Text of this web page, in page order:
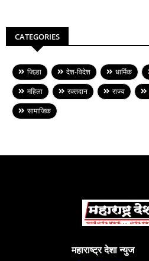
CATEGORIES
जिल्हा देश-विदेश धार्मिक
महिला
रक्तदान राज्य
सामाजिक
महाराष्ट्र देशा न्युज